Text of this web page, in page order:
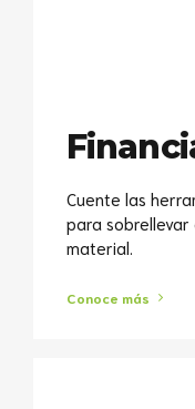
Cuente las
para
material.
Conoce más